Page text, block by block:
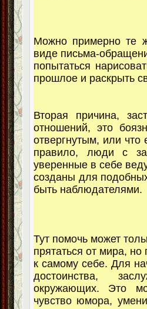
Можно примерно те
виде письма-
попытаться
прошлое и раскрыть
Вторая причина,
отношений, это
отвергнутым, или что
правило, люди с
уверенные в себе
созданы для
быть наблюдателями.
Тут помочь может
прятаться от мира,
к самому себе. Для
достоинства,
окружающих. Это
чувство юмора,